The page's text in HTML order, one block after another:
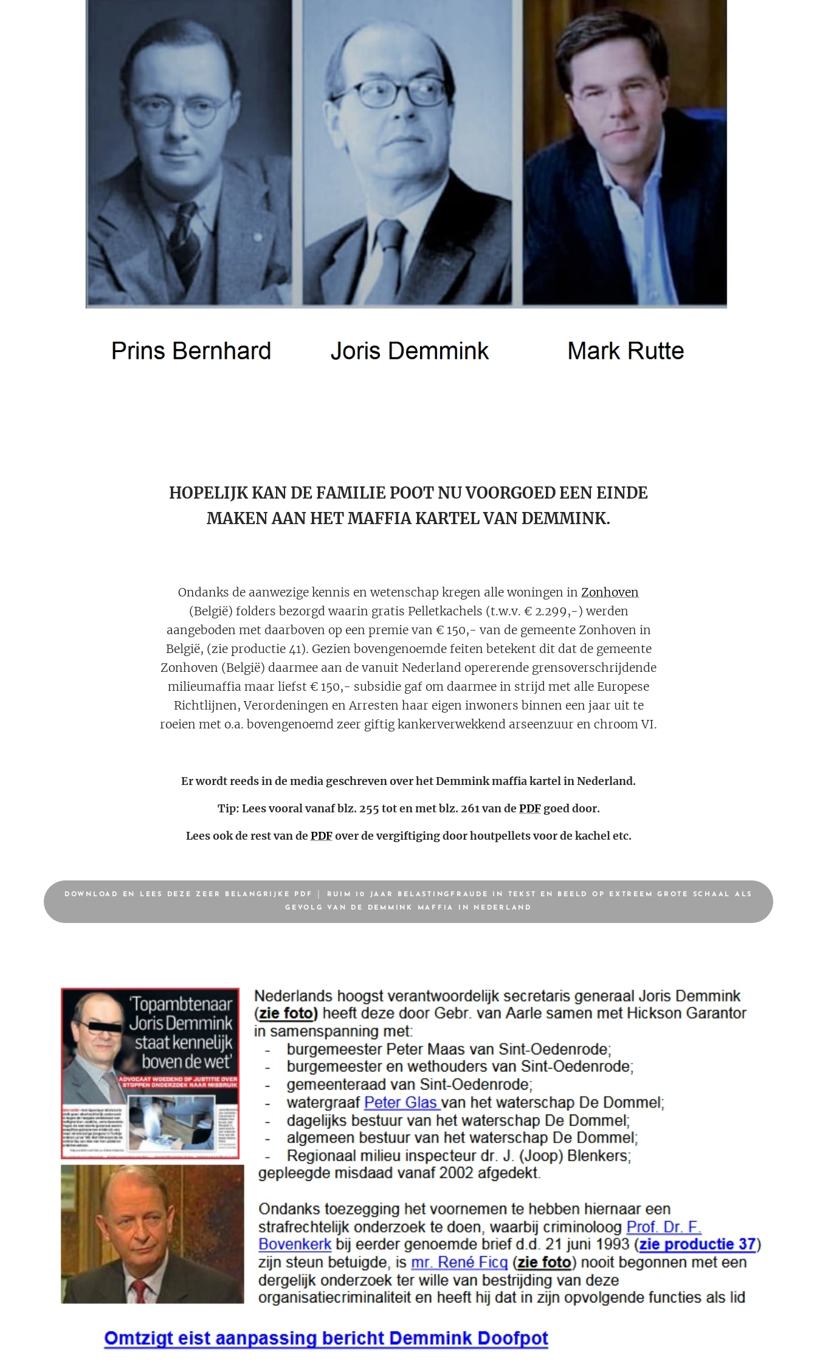
HOPELIJK KAN DE FAMILIE POOT NU VOORGOED EEN EINDE
MAKEN AAN HET MAFFIA KARTEL VAN DEMMINK.
Ondanks de aanwezige kennis en wetenschap kregen alle woningen in Zonhoven
(België) folders bezorgd waarin gratis Pelletkachels (t.w.v. € 2.299,-) werden
aangeboden met daarboven op een premie van € 150,- van de gemeente Zonhoven in
België, (zie productie 41). Gezien bovengenoemde feiten betekent dit dat de gemeente
Zonhoven (België) daarmee aan de vanuit Nederland opererende grensoverschrijdende
milieumaffia maar liefst € 150,- subsidie gaf om daarmee in strijd met alle Europese
Richtlijnen, Verordeningen en Arresten haar eigen inwoners binnen een jaar uit te
roeien met o.a. bovengenoemd zeer giftig kankerverwekkend arseenzuur en chroom VI.
Er wordt reeds in de media geschreven over het Demmink maffia kartel in Nederland.
Tip: Lees vooral vanaf blz. 255 tot en met blz. 261 van de PDFgoed door.
Lees ook de rest van de PDFover de vergiftiging door houtpellets voor de kachel etc.
DOWNLOAD EN LEES DEZE ZEER BELANGRIJKE PDF │ RUIM 10 JAAR BELASTINGFRAUDE IN TEKST EN BEELD OP EXTREEM GROTE SCHAAL ALS
GEVOLG VAN DE DEMMINK MAFFIA IN NEDERLAND